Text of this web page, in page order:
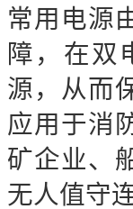
常用电源
障，在双
源，从而
应用于消
矿企业、
无人值守